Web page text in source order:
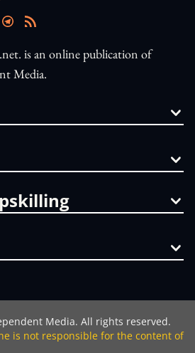
is an online publication of
Media.
Media. All rights reserved.
is not responsible for the content of